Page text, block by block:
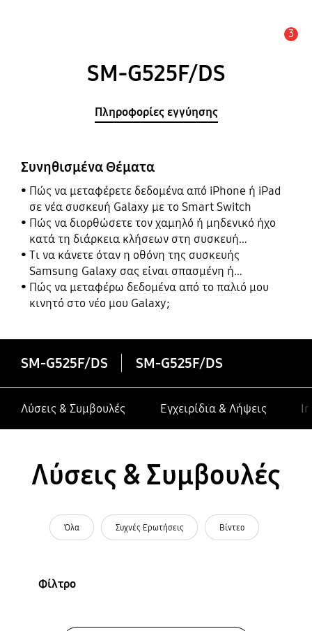
3
SM-G525F/DS
Πληροφορίες εγγύησης
Συνηθισμένα Θέματα
Πώς να μεταφέρετε δεδομένα από iPhone ή iPad
σε νέα συσκευή Galaxy με το Smart Switch
Πώς να διορθώσετε τον χαμηλό ή μηδενικό ήχο
κατά τη διάρκεια κλήσεων στη συσκευή
Samsung Galaxy σας
Τι να κάνετε όταν η οθόνη της συσκευής
Samsung Galaxy σας είναι σπασμένη ή
κατεστραμμένη
Πώς να μεταφέρω δεδομένα από το παλιό μου
κινητό στο νέο μου Galaxy;
SM-G525F/DS SM-G525F/DS
Λύσεις & Συμβουλές Εγχειρίδια & Λήψεις
Λύσεις & Συμβουλές
Όλα Συχνές Ερωτήσεις Βίντεο
Φίλτρο